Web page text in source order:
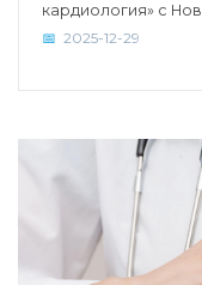
кардиология» с
2025-12-29